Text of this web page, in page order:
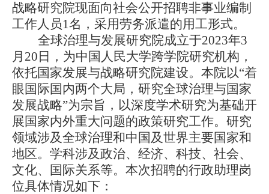
战略研究院现面向社会公开招聘非事业编制
工作人员1名，采用劳务派遣的用工形式。
全球治理与发展研究院成立于2023年3
月20日，为中国人民大学跨学院研究机构，
依托国家发展与战略研究院建设。本院以“着
眼国际国内两个大局，研究全球治理与国家
发展战略”为宗旨，以深度学术研究为基础开
展国家内外重大问题的政策研究工作。研究
领域涉及全球治理和中国及世界主要国家和
地区。学科涉及政治、经济、科技、社会、
文化、国际关系等。本次招聘的行政助理岗
位具体情况如下：